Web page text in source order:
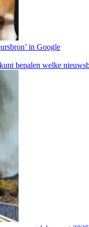
in Google
bepalen welke